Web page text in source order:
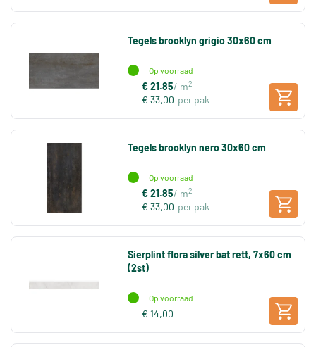
Tegels brooklyn grigio 30x60 cm
Op voorraad
€ 21.85/ m2
€ 33,00 per pak
Tegels brooklyn nero 30x60 cm
Op voorraad
€ 21.85/ m2
€ 33,00 per pak
Sierplint flora silver bat rett, 7x60 cm
(2st)
Op voorraad
€ 14,00